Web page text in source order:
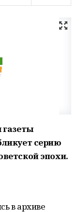
газеты
серию
эпохи.
в архиве